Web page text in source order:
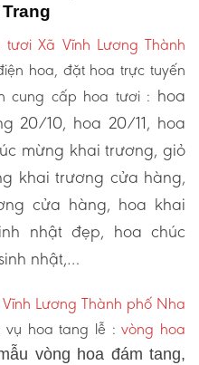
tươi Xã Vĩnh Lương Thành
hoa, đặt hoa trực tuyến
cung cấp hoa tươi : hoa
20/10, hoa 20/11, hoa
mừng khai trương, giỏ
khai trương cửa hàng,
cửa hàng, hoa khai
nhật đẹp, hoa chúc
nhật,…
Lương Thành phố Nha
vụ hoa tang lễ :vòng hoa
vòng hoa đám tang,